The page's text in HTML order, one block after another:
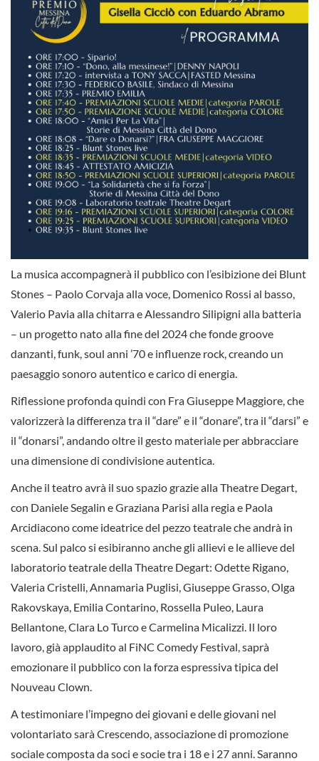
La musica accompagnerà il pubblico con l’esibizione dei Blunt
Stones – Paolo Corvaja alla voce, Domenico Rossi al basso,
Valerio Pavia alla chitarra e Alessandro Silipigni alla batteria
– un progetto nato alla fine del 2024 che fonde groove
danzanti, funk, soul anni ’70 e influenze rock, creando un
paesaggio sonoro autentico e carico di energia.
Riflessione profonda quindi con Fra Giuseppe Maggiore, che
valorizzerà la differenza tra il “dare” e il “donare”, tra il “darsi” e
il “donarsi”, andando oltre il gesto materiale per abbracciare
una dimensione di condivisione autentica.
Anche il teatro avrà il suo spazio grazie alla Theatre Degart,
con Daniele Segalin e Graziana Parisi alla regia e Paola
Arcidiacono come ideatrice del pezzo teatrale che andrà in
scena. Sul palco si esibiranno anche gli allievi e le allieve del
laboratorio teatrale della Theatre Degart: Odette Rigano,
Valeria Cristelli, Annamaria Puglisi, Giuseppe Grasso, Olga
Rakovskaya, Emilia Contarino, Rossella Puleo, Laura
Bellantone, Clara Lo Turco e Carmelina Micalizzi. Il loro
lavoro, già applaudito al FiNC Comedy Festival, saprà
emozionare il pubblico con la forza espressiva tipica del
Nouveau Clown.
A testimoniare l’impegno dei giovani e delle giovani nel
volontariato sarà Crescendo, associazione di promozione
sociale composta da soci e socie tra i 18 e i 27 anni. Saranno